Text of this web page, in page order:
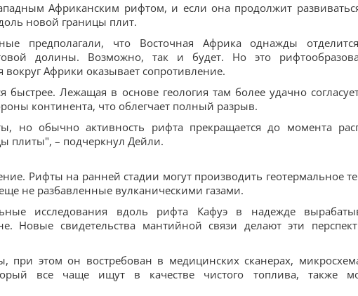
Африканским рифтом, и если она продолжит
новой границы плит.
предполагали, что Восточная Африка однажды
долины. Возможно, так и будет. Но это
вокруг Африки оказывает сопротивление.
быстрее. Лежащая в основе геология там более удачно
континента, что облегчает полный разрыв.
но обычно активность рифта прекращается до момента
плиты", – подчеркнул Дейли.
Рифты на ранней стадии могут производить геотермальное
не разбавленные вулканическими газами.
исследования вдоль рифта Кафуэ в надежде
Новые свидетельства мантийной связи делают эти
при этом он востребован в медицинских сканерах,
все чаще ищут в качестве чистого топлива, также